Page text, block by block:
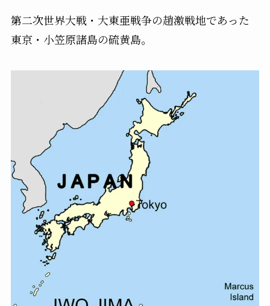
第二次世界大戦・大東亜戦争の趙激戦地であった
東京・小笠原諸島の硫黄島。